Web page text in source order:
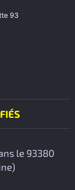
93
le 93380